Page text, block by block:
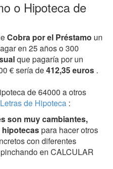
o Hipoteca de
Cobra por el Préstamo un
en 25 años o 300
que pagaría por un
€ sería de412,35 euros .
de 64000 a otros
Letras de Hipoteca :
son muy cambiantes,
para hacer otros
con diferentes
en CALCULAR